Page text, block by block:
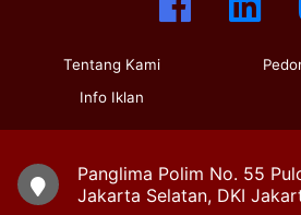
Tentang Kami
Info Iklan
Panglima Polim No. 55
Jakarta Selatan, DKI